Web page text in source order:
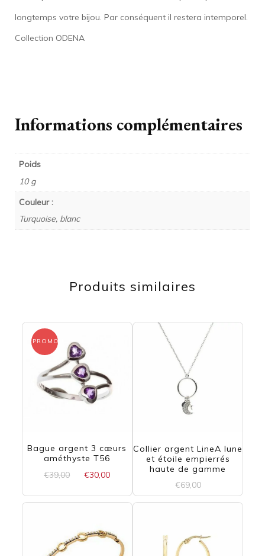
longtemps votre bijou. Par conséquent il restera intemporel.
Collection ODENA
Informations complémentaires
Poids
10 g
Couleur :
Turquoise, blanc
Produits similaires
PROMO !
Bague argent 3 cœurs
améthyste T56
€39,00
Le
initial
€30,00
actuel
Collier argent LineA lune
et étoile empierrés
haute de gamme
€69,00